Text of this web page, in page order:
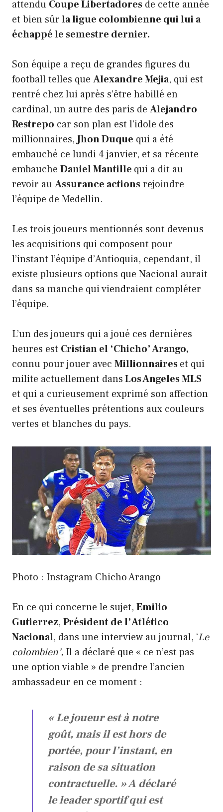
attendu Coupe Libertadores de cette année
et bien sûrla ligue colombienne qui lui a
échappé le semestre dernier.
Son équipe a reçu de grandes figures du
football telles que Alexandre Mejia, qui est
rentré chez lui après s’être habillé en
cardinal, un autre des paris de Alejandro
Restrepo car son plan est l’idole des
millionnaires,Jhon Duque qui a été
embauché ce lundi 4 janvier, et sa récente
embauche Daniel Mantille qui a dit au
revoir auAssurance actionsrejoindre
l’équipe de Medellin.
Les trois joueurs mentionnés sont devenus
les acquisitions qui composent pour
l’instant l’équipe d’Antioquia, cependant, il
existe plusieurs options que Nacional aurait
dans sa manche qui viendraient compléter
l’équipe.
L’un des joueurs qui a joué ces dernières
heures est Cristian el ‘Chicho’ Arango,
connu pour jouer avec Millionnaireset qui
milite actuellement dansLos Angeles MLS
et qui a curieusement exprimé son affection
et ses éventuelles prétentions aux couleurs
vertes et blanches du pays.
Photo : Instagram Chicho Arango
En ce qui concerne le sujet, Emilio
Gutierrez, Président de l’Atlético
Nacional, dans une interview au journal, ‘Le
colombien’, Il a déclaré que « ce n’est pas
une option viable » de prendre l’ancien
ambassadeur en ce moment :
« Le joueur est à notre
goût, mais il est hors de
portée, pour l’instant, en
raison de sa situation
contractuelle. » A déclaré
le leader sportif qui est